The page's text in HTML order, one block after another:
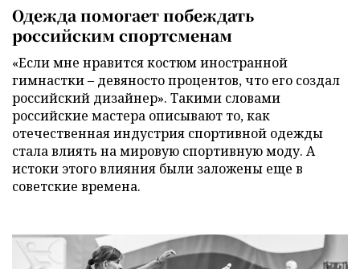
Одежда помогает побеждать
российским спортсменам
«Если мне нравится костюм иностранной
гимнастки – девяносто процентов, что его создал
российский дизайнер». Такими словами
российские мастера описывают то, как
отечественная индустрия спортивной одежды
стала влиять на мировую спортивную моду. А
истоки этого влияния были заложены еще в
советские времена.